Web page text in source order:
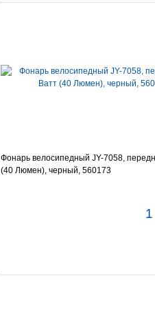
Фонарь велосипедный JY-7058,
(40 Люмен), черный, 560173